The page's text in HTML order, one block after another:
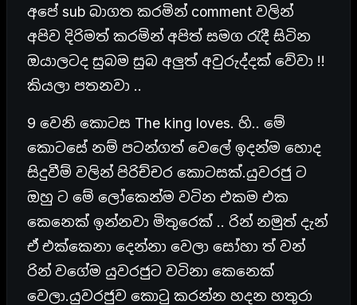
අපේ sub බාගත කරමින් comment වලින්
අපිව දිරිමත් කරමින් අපිත් සමග රැදී සිටින
ඔයාලටද සුබම සුබ අලුත් අවුරුද්දක් වේවා !!
කියලා පතනවා ..
9 වෙනි කොටස The king loves. හි.. මේ
කොටසේ නම් පටන්ගත් වෙලේ ඉදන්ම හොද
සිදුවීම් වලින් පිරිච්චර කොටසක්.යුවරජු ට
ඔහු ට මේ ලෝකෙන්ම වටින එකම එක
කෙනෙක් ඉන්නවා මිතුරෙක් .. රින් නමුත් දැන්
ඒ එක්කෙනා දෙන්නා වෙලා සෝහා ත් වන්
රින් වගේම යුවරජුට වටිනා කෙනෙක්
වෙලා.යුවරජුව කොටු කරන්න හදන හතුරා